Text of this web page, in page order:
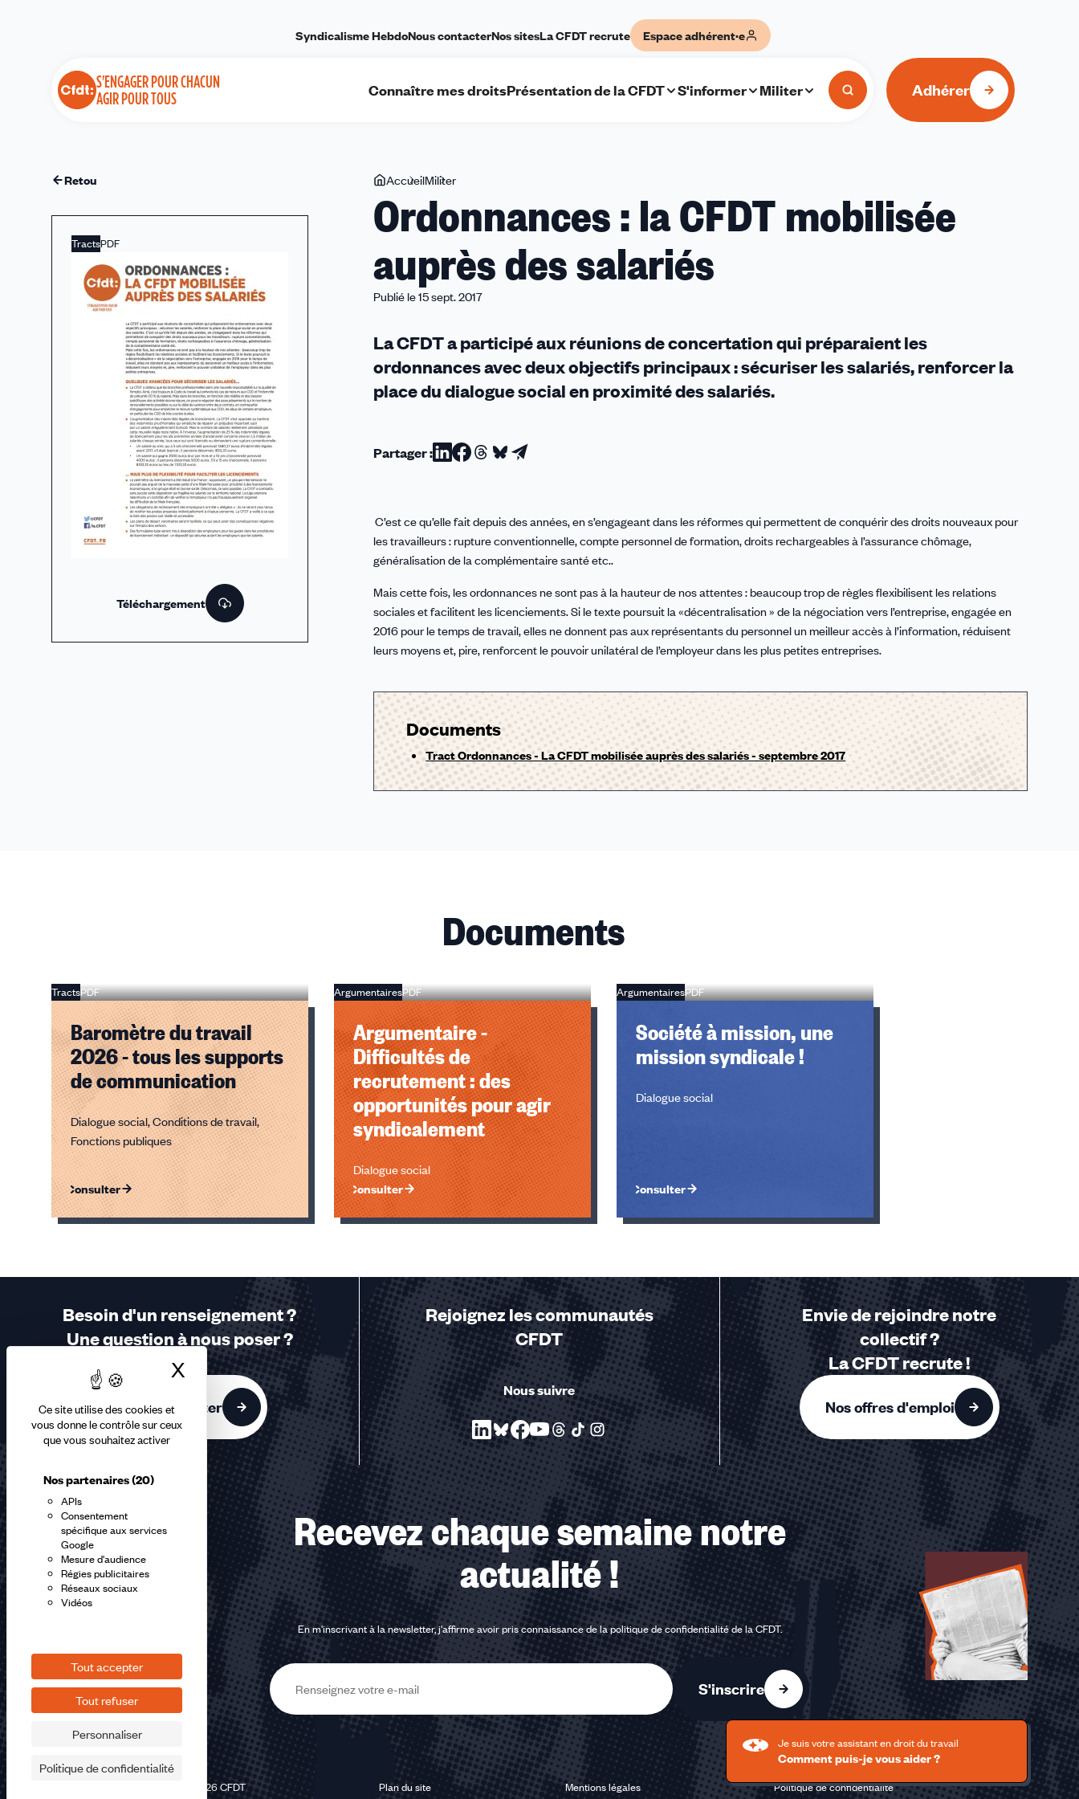
Ce site utilise des cookies et
vous donne le contrôle sur ceux
que vous souhaitez activer
Nos partenaires(20)
APIs
Consentement
spécifique aux services
Google
Mesure d'audience
Régies publicitaires
Réseaux sociaux
Vidéos
Tout accepter
Tout refuser
Personnaliser
Politique de confidentialité
X Masquer le bandeau des cookies
S'ENGAGER POUR CHACUN
AGIR POUR TOUS
Syndicalisme HebdoNous contacterNos sitesLa CFDT recrute Espace adhérent·e
Connaître mes droitsPrésentation de la CFDT S'informer Militer Adhérer
Retour
TractsPDF
Téléchargement
Vous
êtes
ici
AccueilMiliter
:
la
CFDT
mobilisée
des
Ordonnances : la CFDT mobilisée
auprès des salariés
Publié le 15 sept. 2017
La CFDT a participé aux réunions de concertation qui préparaient les
ordonnances avec deux objectifs principaux : sécuriser les salariés, renforcer la
place du dialogue social en proximité des salariés.
Partager :Partager
Linkedin
Partager
Facebook
Partager
Threads
Partager
Bluesky
Partager
email
.C’est ce qu’elle fait depuis des années, en s’engageant dans les réformes qui permettent de conquérir des droits nouveaux pour
les travailleurs : rupture conventionnelle, compte personnel de formation, droits rechargeables à l’assurance chômage,
généralisation de la complémentaire santé etc..
Mais cette fois, les ordonnances ne sont pas à la hauteur de nos attentes : beaucoup trop de règles flexibilisent les relations
sociales et facilitent les licenciements. Si le texte poursuit la «décentralisation » de la négociation vers l’entreprise, engagée en
2016 pour le temps de travail, elles ne donnent pas aux représentants du personnel un meilleur accès à l’information, réduisent
leurs moyens et, pire, renforcent le pouvoir unilatéral de l’employeur dans les plus petites entreprises.
Documents
Tract Ordonnances - La CFDT mobilisée auprès des salariés - septembre 2017
Documents
TractsPDF
Baromètre du travail
2026 - tous les supports
de communication
Dialogue social, Conditions de travail,
Fonctions publiques
Consulter
ArgumentairesPDF
Argumentaire -
Difficultés de
recrutement : des
opportunités pour agir
syndicalement
Dialogue social
Consulter
ArgumentairesPDF
Société à mission, une
mission syndicale !
Dialogue social
Consulter
Éléments
accessibles
Besoin d'un renseignement ?
Une question à nous poser ?
Nous contacter
Rejoignez les communautés
CFDT
Nous suivre
Envie de rejoindre notre
collectif ?
La CFDT recrute !
Nos offres d'emploi
Recevez chaque semaine notre
actualité !
En m'inscrivant à la newsletter, j'affirme avoir pris connaissance de lapolitique de confidentialité de la CFDT.
E-
mail
S'inscrire
©2026 CFDT Plan du site Mentions légales Politique de confidentialité
Je suis votre assistant en droit du travail
Comment puis-je vous aider ?